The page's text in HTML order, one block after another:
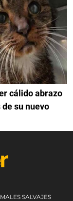
cálido abrazo
su nuevo
SALVAJES